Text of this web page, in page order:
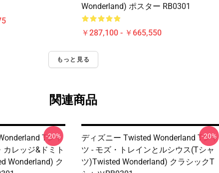
Wonderland) ポスター RB0301
￥287,100 - ￥665,550
もっと見る
関連商品
Tシャ
レッジ&ドミト
Wonderland) ク
-20%
ディズニー Twisted Wonderland Tシャ
ツ - モズ・トレインとルシウス(Tシャ
ツ)Twisted Wonderland) クラシックT
-20%